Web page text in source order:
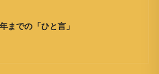
までの「ひと言」